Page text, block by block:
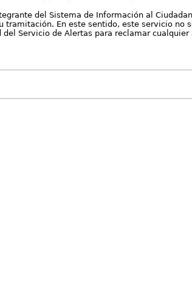
del Sistema de Información al
En este sentido, este servicio no
Servicio de Alertas para reclamar